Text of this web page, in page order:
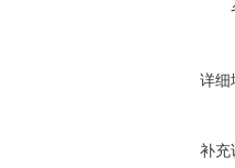
详细
补充